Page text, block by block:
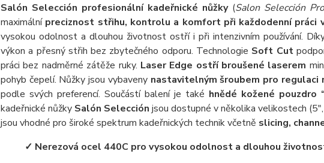
Salón Selección profesionální kadeřnické nůžky(Salon Selección
maximální preciznost střihu, kontrolu a komfort při každodenní práci
vysokou odolnost a dlouhou životnost ostří i při intenzivním používání.
výkon a přesný střih bez zbytečného odporu. Technologie Soft Cut
práci bez nadměrné zátěže ruky. Laser Edge ostří broušené laserem
pohyb čepelí. Nůžky jsou vybaveny nastavitelným šroubem pro regulaci
podle svých preferencí. Součástí balení je také hnědé kožené pouzdro
kadeřnické nůžky Salón Selección jsou dostupné v několika velikostech
jsou vhodné pro široké spektrum kadeřnických technik včetně slicing,
✓ Nerezová ocel 440C pro vysokou odolnost a dlouhou